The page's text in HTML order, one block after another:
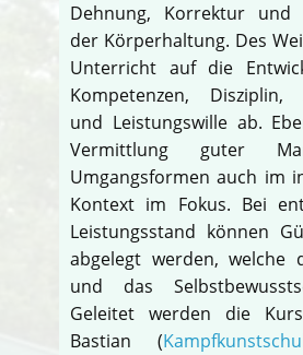
Dehnung, Korrektur und
der Körperhaltung. Des
Unterricht auf die
Kompetenzen, Disziplin,
und Leistungswille ab.
Vermittlung guter
Umgangsformen auch im
Kontext im Fokus. Bei
Leistungsstand können
abgelegt werden, welche
und das
Geleitet werden die
Bastian (